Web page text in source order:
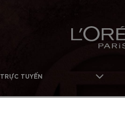
TUYẾN